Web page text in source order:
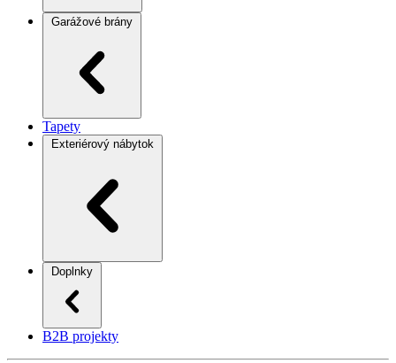
Garážové brány
Tapety
Exteriérový nábytok
Doplnky
B2B projekty